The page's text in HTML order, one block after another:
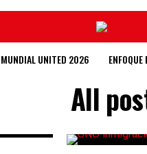
MUNDIAL UNITED 2026
All